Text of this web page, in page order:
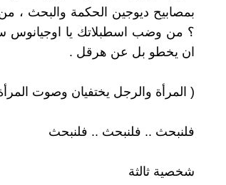
بمصابيح ديوجين الحكمة والبحث ،
؟ من وضب اسطبلاتك يا اوجيانوس
ان يخطو بل عن هرقل .
( المرأة والرجل يختفيان وصوت
فلنبحث .. فلنبحث .. فلنبحث
شخصية ثالثة